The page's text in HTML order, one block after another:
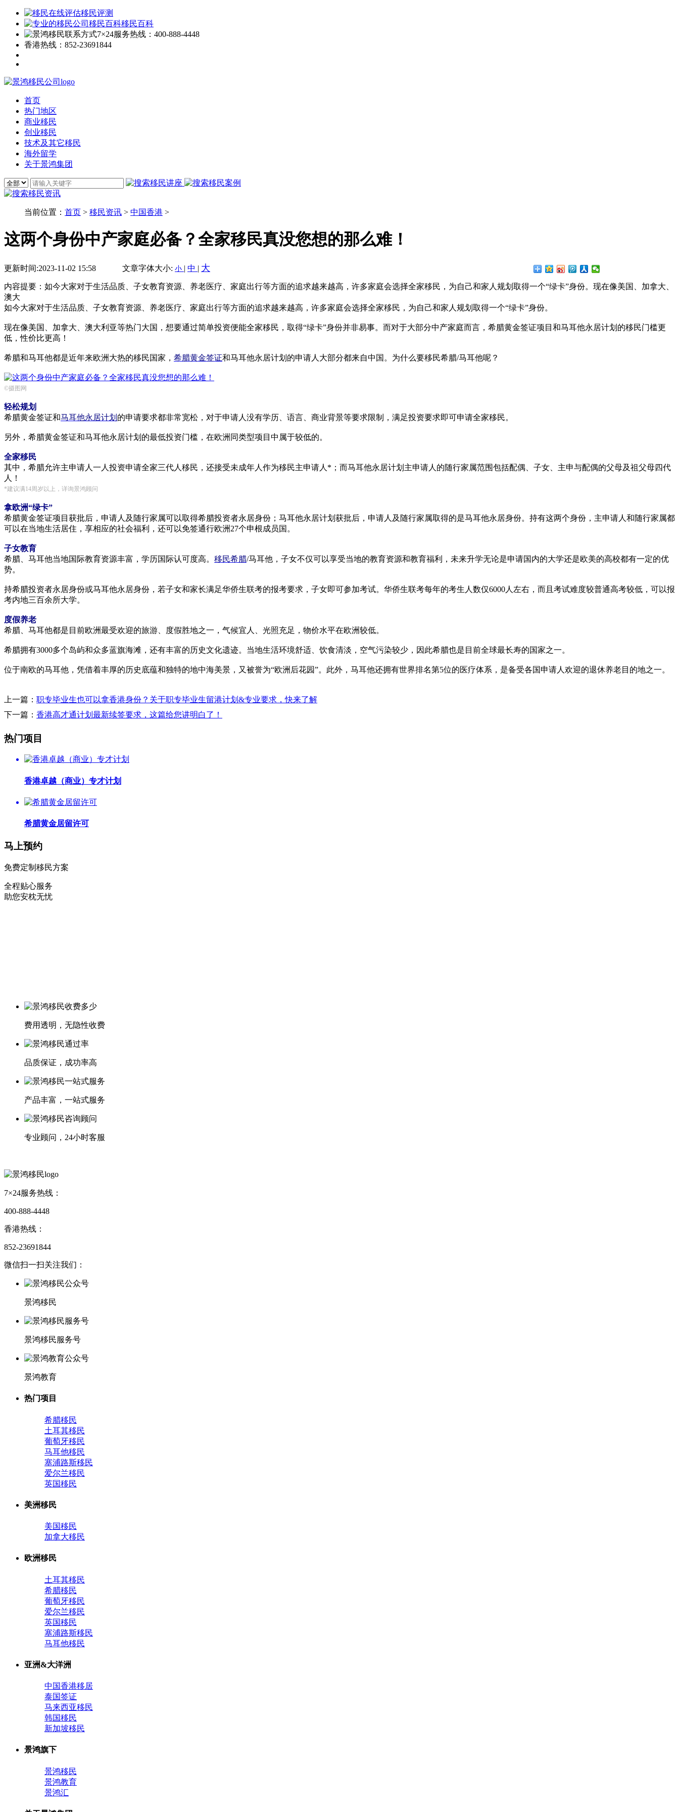
移民评测
移民百科
7×24服务热线： 400-888-4448
香港热线： 852-23691844
首页
热门地区
商业移民
创业移民
技术及其它移民
海外留学
关于景鸿集团
当前位置： 首页 > 移民资讯 > 中国香港 >
这两个身份中产家庭必备？全家移民真没您想的那么难！
更新时间:2023-11-02 15:58 文章字体大小: 小 | 中 | 大
内容提要：如今大家对于生活品质、子女教育资源、养老医疗、家庭出行等方面的追求越来越高，许多家庭会选择全家移民，为自己和家人规划取得一个“绿卡”身份。现在像美国、加拿大、
澳大
如今大家对于生活品质、子女教育资源、养老医疗、家庭出行等方面的追求越来越高，许多家庭会选择全家移民，为自己和家人规划取得一个“绿卡”身份。
现在像美国、加拿大、澳大利亚等热门大国，想要通过简单投资便能全家移民，取得“绿卡”身份并非易事。而对于大部分中产家庭而言，希腊黄金签证项目和马耳他永居计划的移民门槛更
低，性价比更高！
希腊和马耳他都是近年来欧洲大热的移民国家， 希腊黄金签证和马耳他永居计划的申请人大部分都来自中国。为什么要移民希腊/马耳他呢？
©摄图网
轻松规划
希腊黄金签证和马耳他永居计划 的申请要求都非常宽松，对于申请人没有学历、语言、商业背景等要求限制，满足投资要求即可申请全家移民。
另外，希腊黄金签证和马耳他永居计划的最低投资门槛，在欧洲同类型项目中属于较低的。
全家移民
其中，希腊允许主申请人一人投资申请全家三代人移民，还接受未成年人作为移民主申请人*；而马耳他永居计划主申请人的随行家属范围包括配偶、子女、主申与配偶的父母及祖父母四代
人！
*建议满14周岁以上，详询景鸿顾问
拿欧洲“绿卡”
希腊黄金签证项目获批后，申请人及随行家属可以取得希腊投资者永居身份；马耳他永居计划获批后，申请人及随行家属取得的是马耳他永居身份。持有这两个身份，主申请人和随行家属都
可以在当地生活居住，享相应的社会福利，还可以免签通行欧洲27个申根成员国。
子女教育
希腊、马耳他当地国际教育资源丰富，学历国际认可度高。 移民希腊/马耳他，子女不仅可以享受当地的教育资源和教育福利，未来升学无论是申请国内的大学还是欧美的高校都有一定的优
势。
持希腊投资者永居身份或马耳他永居身份，若子女和家长满足华侨生联考的报考要求，子女即可参加考试。华侨生联考每年的考生人数仅6000人左右，而且考试难度较普通高考较低，可以报
考内地三百余所大学。
度假养老
希腊、马耳他都是目前欧洲最受欢迎的旅游、度假胜地之一，气候宜人、光照充足，物价水平在欧洲较低。
希腊拥有3000多个岛屿和众多蓝旗海滩，还有丰富的历史文化遗迹。当地生活环境舒适、饮食清淡，空气污染较少，因此希腊也是目前全球最长寿的国家之一。
位于南欧的马耳他，凭借着丰厚的历史底蕴和独特的地中海美景，又被誉为“欧洲后花园”。此外，马耳他还拥有世界排名第5位的医疗体系，是备受各国申请人欢迎的退休养老目的地之一。
上一篇： 职专毕业生也可以拿香港身份？关于职专毕业生留港计划&专业要求，快来了解
下一篇： 香港高才通计划最新续签要求，这篇给您讲明白了！
热门项目
香港卓越（商业）专才计划
希腊黄金居留许可
马上预约
免费定制移民方案
全程贴心服务
助您安枕无忧
费用透明，无隐性收费
品质保证，成功率高
产品丰富，一站式服务
专业顾问，24小时客服
7×24服务热线：
400-888-4448
香港热线：
852-23691844
微信扫一扫关注我们：
景鸿移民
景鸿移民服务号
景鸿教育
热门项目
希腊移民
土耳其移民
葡萄牙移民
马耳他移民
塞浦路斯移民
爱尔兰移民
英国移民
美洲移民
美国移民
加拿大移民
欧洲移民
土耳其移民
希腊移民
葡萄牙移民
爱尔兰移民
英国移民
塞浦路斯移民
马耳他移民
亚洲&大洋洲
中国香港移居
泰国签证
马来西亚移民
韩国移民
新加坡移民
景鸿旗下
景鸿移民
景鸿教育
景鸿汇